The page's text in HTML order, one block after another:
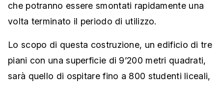
che potranno essere smontati rapidamente una
volta terminato il periodo di utilizzo.
Lo scopo di questa costruzione, un edificio di tre
piani con una superficie di 9’200 metri quadrati,
sarà quello di ospitare fino a 800 studenti liceali,